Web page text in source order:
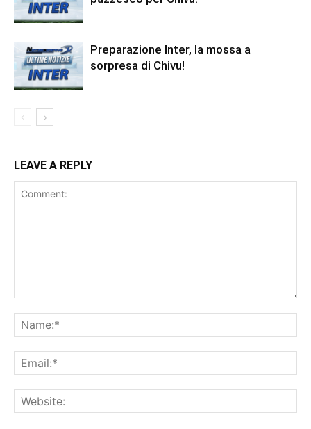
Preparazione Inter, la mossa a
sorpresa di Chivu!
LEAVE A REPLY